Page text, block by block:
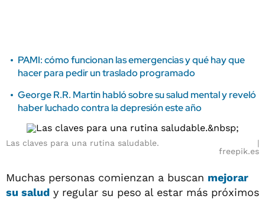
PAMI: cómo funcionan las emergencias y qué hay que
hacer para pedir un traslado programado
George R.R. Martin habló sobre su salud mental y reveló
haber luchado contra la depresión este año
Las claves para una rutina saludable.
freepik.es
Muchas personas comienzan a buscan mejorar
su salud y regular su peso al estar más próximos